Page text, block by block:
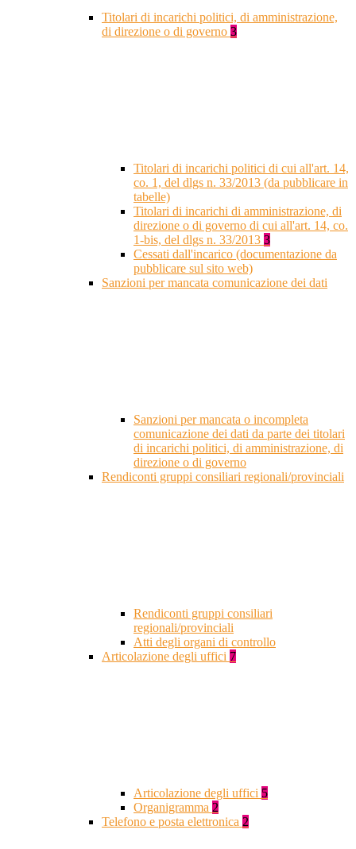
Titolari di incarichi politici, di amministrazione,
di direzione o di governo 3
Titolari di incarichi politici di cui all'art. 14,
co. 1, del dlgs n. 33/2013 (da pubblicare in
tabelle)
Titolari di incarichi di amministrazione, di
direzione o di governo di cui all'art. 14, co.
1-bis, del dlgs n. 33/2013 3
Cessati dall'incarico (documentazione da
pubblicare sul sito web)
Sanzioni per mancata comunicazione dei dati
Sanzioni per mancata o incompleta
comunicazione dei dati da parte dei titolari
di incarichi politici, di amministrazione, di
direzione o di governo
Rendiconti gruppi consiliari regionali/provinciali
Rendiconti gruppi consiliari
regionali/provinciali
Atti degli organi di controllo
Articolazione degli uffici 7
Articolazione degli uffici 5
Organigramma 2
Telefono e posta elettronica 2